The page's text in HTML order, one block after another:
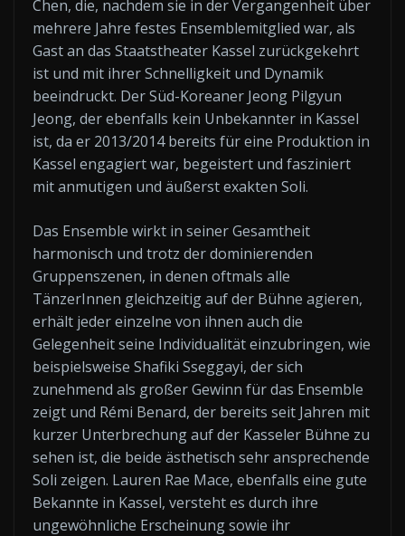
Chen, die, nachdem sie in der Vergangenheit über
mehrere Jahre festes Ensemblemitglied war, als
Gast an das Staatstheater Kassel zurückgekehrt
ist und mit ihrer Schnelligkeit und Dynamik
beeindruckt. Der Süd-Koreaner Jeong Pilgyun
Jeong, der ebenfalls kein Unbekannter in Kassel
ist, da er 2013/2014 bereits für eine Produktion in
Kassel engagiert war, begeistert und fasziniert
mit anmutigen und äußerst exakten Soli.
Das Ensemble wirkt in seiner Gesamtheit
harmonisch und trotz der dominierenden
Gruppenszenen, in denen oftmals alle
TänzerInnen gleichzeitig auf der Bühne agieren,
erhält jeder einzelne von ihnen auch die
Gelegenheit seine Individualität einzubringen, wie
beispielsweise Shafiki Sseggayi, der sich
zunehmend als großer Gewinn für das Ensemble
zeigt und Rémi Benard, der bereits seit Jahren mit
kurzer Unterbrechung auf der Kasseler Bühne zu
sehen ist, die beide ästhetisch sehr ansprechende
Soli zeigen. Lauren Rae Mace, ebenfalls eine gute
Bekannte in Kassel, versteht es durch ihre
ungewöhnliche Erscheinung sowie ihr